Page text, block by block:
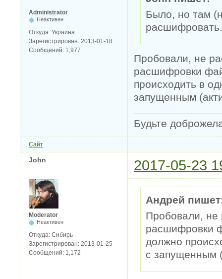
Administrator
Неактивен
Откуда: Украина
Зарегистрирован: 2013-01-18
Сообщений: 1,977
Было, но там
Пробовали, не
расшифровки
происходить в
запущенным
Будьте
Сайт
John 2017-05-23
Moderator
Неактивен
Откуда: Сибирь
Зарегистрирован: 2013-01-25
Сообщений: 1,172
Андрей
Пробовали, не
расшифровки
должно
с запущенным